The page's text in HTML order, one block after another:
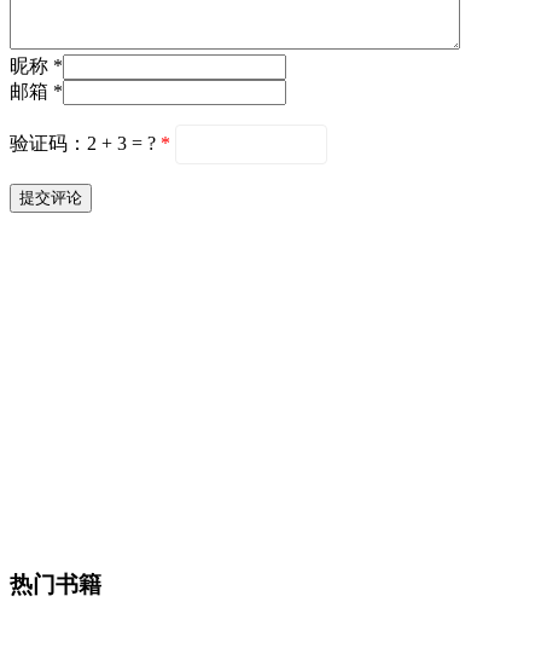
昵称 *
邮箱 *
验证码：2 + 3 = ? *
热门书籍